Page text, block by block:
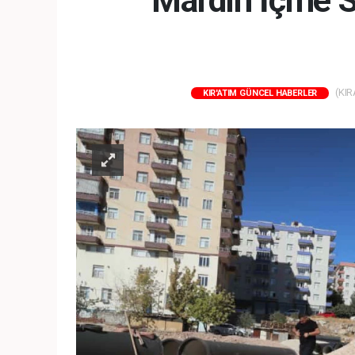
KIR'ATIM GÜNCEL HABERLER